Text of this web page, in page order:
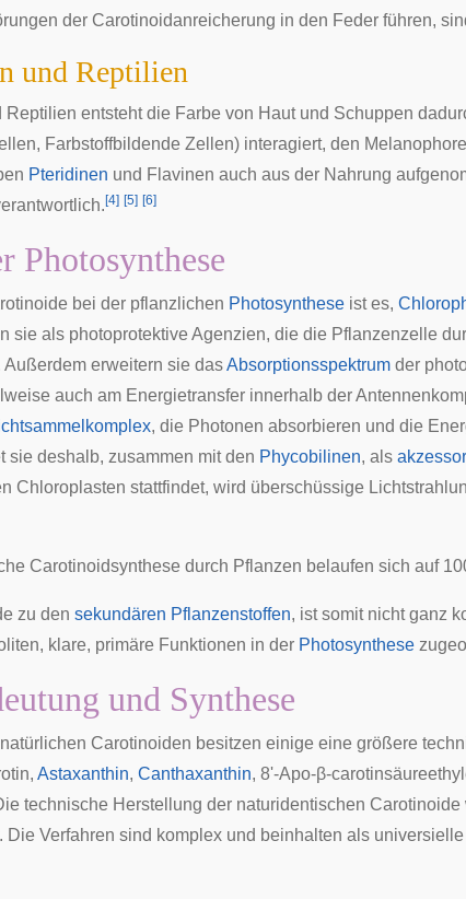
der Carotinoidanreicherung in den Feder führen,
und Reptilien
entsteht die Farbe von Haut und Schuppen
Farbstoffbildende Zellen) interagiert, den
Pteridinen und Flavinen auch aus der Nahrung
[4] [5] [6]
Photosynthese
bei der pflanzlichen Photosynthese ist es,
sie als photoprotektive Agenzien, die die Pflanzenzelle
Außerdem erweitern sie dasAbsorptionsspektrum der
auch am Energietransfer innerhalb der
, die Photonen absorbieren und die
sie deshalb, zusammen mit den Phycobilinen, als
Chloroplasten stattfindet, wird überschüssige
Carotinoidsynthese durch Pflanzen belaufen sich auf
zu den sekundären Pflanzenstoffen, ist somit nicht ganz
klare, primäre Funktionen in der Photosynthese
und Synthese
Carotinoiden besitzen einige eine größere
, Astaxanthin, Canthaxanthin, 8'-Apo-β-
technische Herstellung der naturidentischen
Die Verfahren sind komplex und beinhalten als